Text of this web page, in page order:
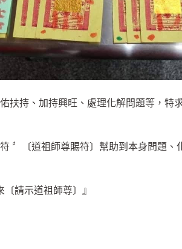
扶持、加持興旺、處理化解問題等，特
〞〔道祖師尊賜符〕幫助到本身問題、
請示道祖師尊〕』